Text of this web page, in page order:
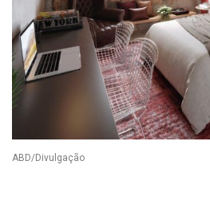
ABD/Divulgação